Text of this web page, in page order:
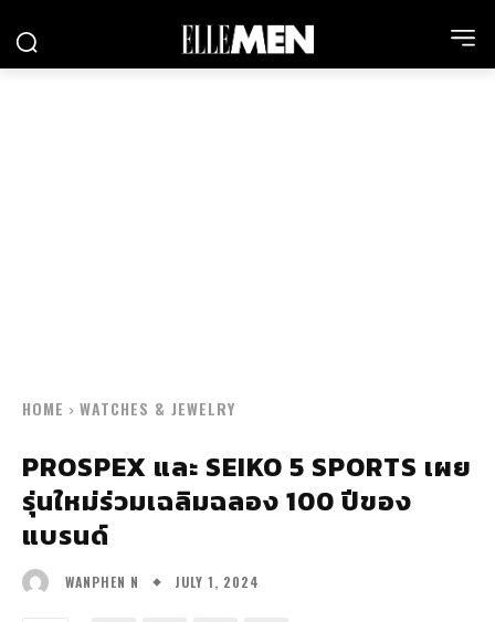
HOME WATCHES & JEWELRY
PROSPEX และ SEIKO 5 SPORTS เผย
รุ่นใหม่ร่วมเฉลิมฉลอง 100 ปีของ
แบรนด์
WANPHEN N JULY 1, 2024